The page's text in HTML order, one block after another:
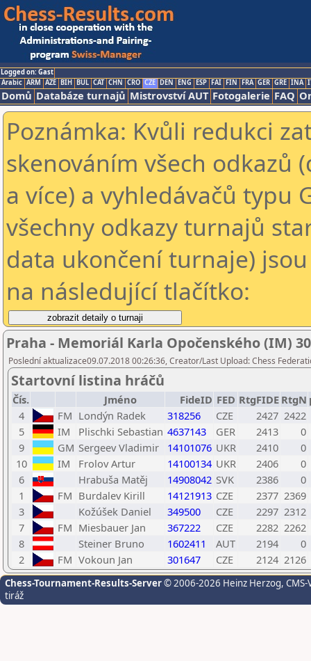
Logged on: Gast
Arabic ARM AZE BIH BUL CAT CHN CRO CZE DEN ENG ESP FAI FIN FRA GER GRE INA
Domů Databáze turnajů Mistrovství AUT Fotogalerie FAQ
Poznámka: Kvůli redukci
skenováním všech odkazů
a více) a vyhledávačů typu
všechny odkazy turnajů
data ukončení turnaje)
na následující tlačítko:
Praha - Memoriál Karla Opočenského (IM)
Poslední aktualizace09.07.2018 00:26:36, Creator/Last Upload: Chess
Startovní listina hráčů
Čís. Jméno FideID FED RtgFIDE RtgN
4
FM Londýn Radek 318256 CZE 2427 2422
5
IM Plischki Sebastian 4637143 GER 2413
0
9
GM Sergeev Vladimir 14101076 UKR 2410
0
10
IM Frolov Artur 14100134 UKR 2406
0
6
Hrabuša Matěj 14908042 SVK 2386
0
1
FM Burdalev Kirill 14121913 CZE 2377 2369
3
Kožúšek Daniel 349500 CZE 2297 2312
7
FM Miesbauer Jan 367222 CZE 2282 2262
8
Steiner Bruno 1602411 AUT 2194
0
2
FM Vokoun Jan 301647 CZE 2124 2126
Chess-Tournament-Results-Server© 2006-2026 Heinz Herzog,
tiráž